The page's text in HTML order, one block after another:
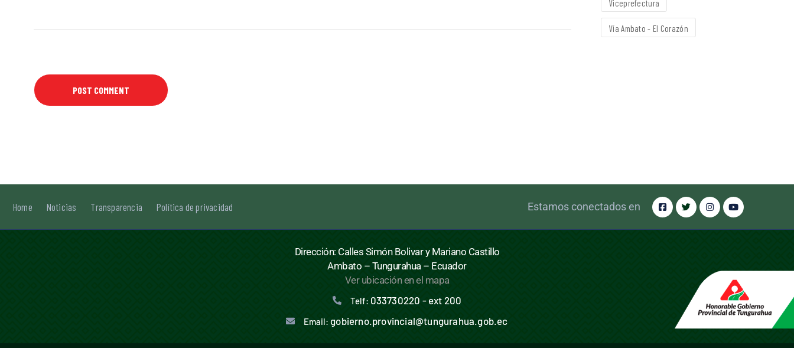
Viceprefectura
Vía Ambato - El Corazón
Home Noticias Transparencia Política de privacidad Estamos conectados en
Dirección: Calles Simón Bolivar y Mariano Castillo
Ambato – Tungurahua – Ecuador
Ver ubicación en el mapa
Telf: 033730220 - ext 200
Email:gobierno.provincial@tungurahua.gob.ec